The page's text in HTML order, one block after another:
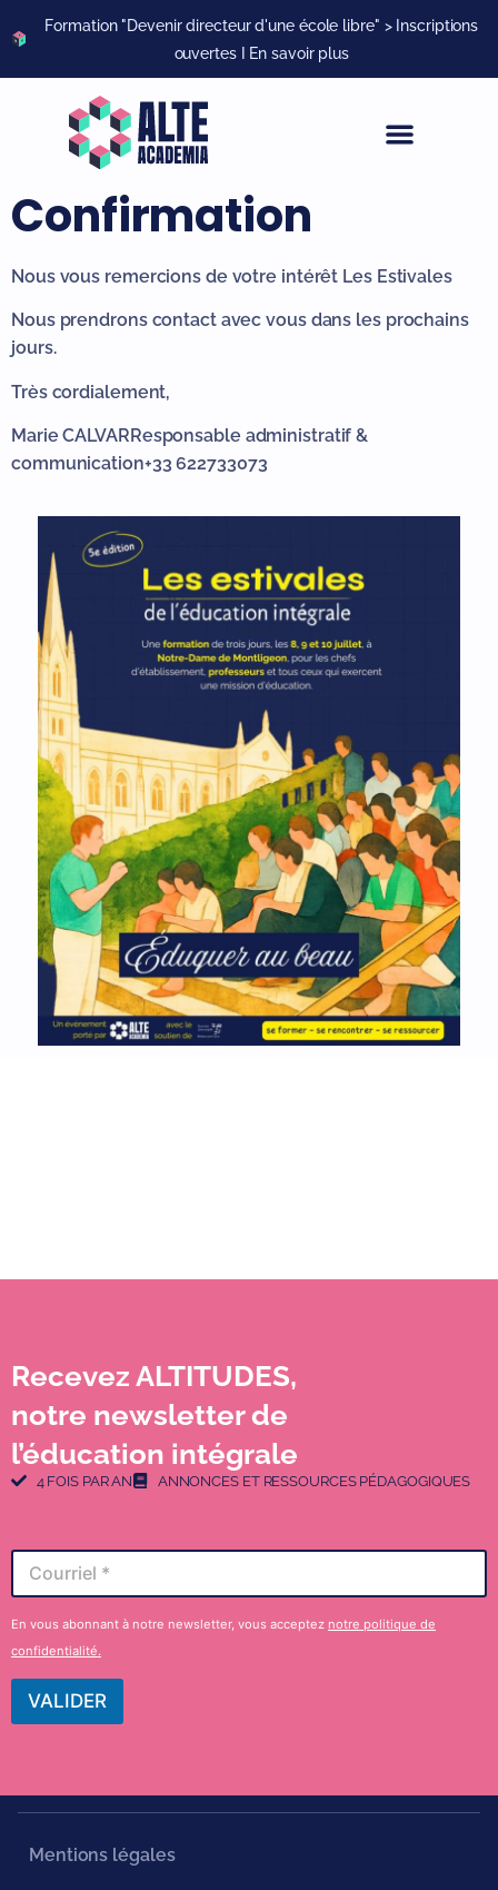
Formation "Devenir directeur d'une école libre" > Inscriptions
ouvertes I En savoir plus
Confirmation
Nous vous remercions de votre intérêt Les Estivales
Nous prendrons contact avec vous dans les prochains
jours.
Très cordialement,
Marie CALVAR Responsable administratif &
communication+33 622733073
Recevez ALTITUDES,
notre newsletter de
l’éducation intégrale
4 FOIS PAR AN ANNONCES ET RESSOURCES PÉDAGOGIQUES
C
u
r
r
e
*
En vous abonnant à notre newsletter, vous acceptez notre politique de
confidentialité.
VALIDER
Mentions légales